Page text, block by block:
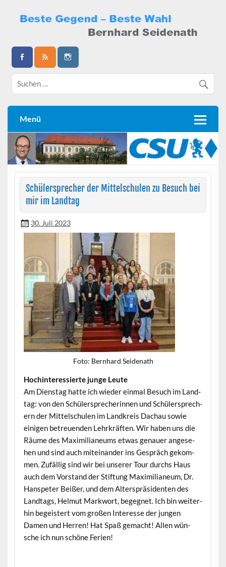
content
Bernhard Seidenath
Menü
Schülersprecher der Mittelschulen zu Besuch bei
mir im Landtag
30. Juli 2023
Foto: Bern­hard Seidenath
Hochin­ter­essierte junge Leute
Am Dien­stag hat­te ich wieder ein­mal Besuch im Land­
tag: von den Schüler­sprecherin­nen und Schüler­sprech­
ern der Mit­telschulen im Land­kreis Dachau sowie
eini­gen betreuen­den Lehrkräften. Wir haben uns die
Räume des Max­i­m­il­ia­neums etwas genauer ange­se­
hen und sind auch miteinan­der ins Gespräch gekom­
men. Zufäl­lig sind wir bei unser­er Tour durchs Haus
auch dem Vor­stand der Stiftung Max­i­m­il­ia­neum, Dr.
Hanspeter Beißer, und dem Alter­spräsi­den­ten des
Land­tags, Hel­mut Mark­wort, begeg­net. Ich bin weit­er­
hin begeis­tert vom großen Inter­esse der jun­gen
Damen und Her­ren! Hat Spaß gemacht! Allen wün­
sche ich nun schöne Ferien!